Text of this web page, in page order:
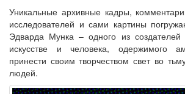
Уникальные архивные кадры,
исследователей и сами картины
Эдварда Мунка – одного из создателей
искусстве и человека, одержимого
принести своим творчеством свет во
людей.